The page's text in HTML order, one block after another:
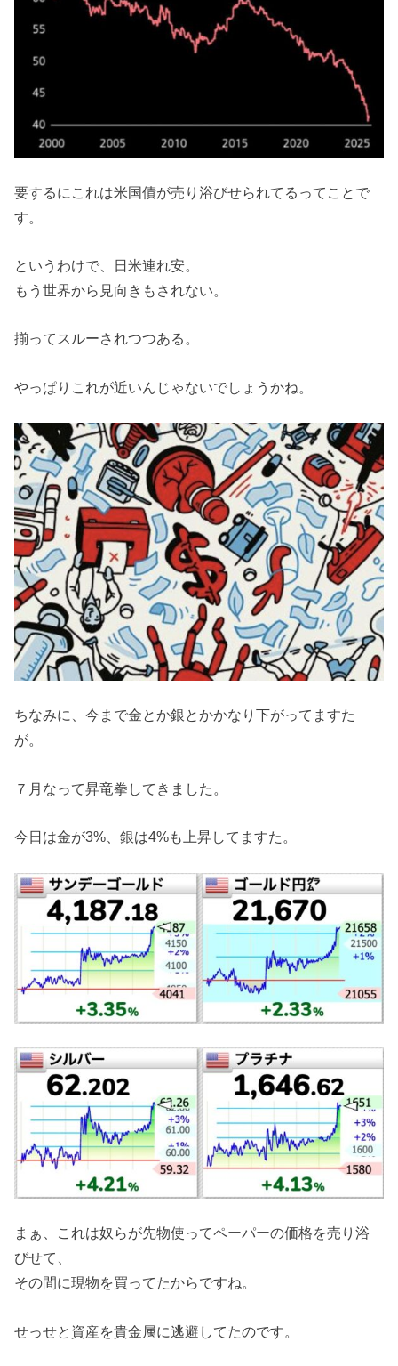
要するにこれは米国債が売り浴びせられてるってことで
す。
というわけで、日米連れ安。
もう世界から見向きもされない。
揃ってスルーされつつある。
やっぱりこれが近いんじゃないでしょうかね。
ちなみに、今まで金とか銀とかかなり下がってますた
が。
７月なって昇竜拳してきました。
今日は金が3%、銀は4%も上昇してますた。
まぁ、これは奴らが先物使ってペーパーの価格を売り浴
びせて、
その間に現物を買ってたからですね。
せっせと資産を貴金属に逃避してたのです。